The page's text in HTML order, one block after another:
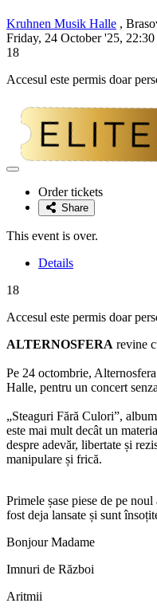
Kruhnen Musik Halle ,
Friday, 24 October '25, 22:30
18
Accesul este permis doar
Adaugă
favoriteOrder tickets
Share
This event is over.
Details
18
Accesul este permis doar
ALTERNOSFERA revine
Pe 24 octombrie,
Halle, pentru un concert
„Steaguri Fără Culori”,
este mai mult decât un
despre adevăr, libertate și
manipulare și frică.
Primele șase piese de pe noul
fost deja lansate și sunt
Bonjour Madame
Imnuri de Război
Aritmii